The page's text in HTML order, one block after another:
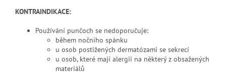
KONTRAINDIKACE:
Používání punčoch se nedoporučuje:
během nočního spánku
u osob postižených dermatózami se sekrecí
u osob, které mají alergii na některý z obsažených
materiálů